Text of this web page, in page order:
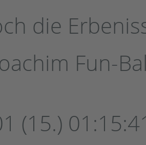
die
Fun-
(15.)